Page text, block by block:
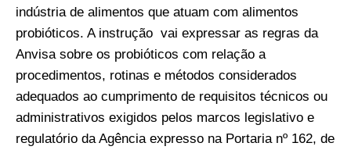
indústria de alimentos que atuam com alimentos
probióticos. A instrução vai expressar as regras da
Anvisa sobre os probióticos com relação a
procedimentos, rotinas e métodos considerados
adequados ao cumprimento de requisitos técnicos ou
administrativos exigidos pelos marcos legislativo e
regulatório da Agência expresso na Portaria nº 162, de